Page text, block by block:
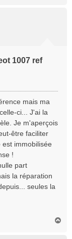
1007 ref
mais ma
ci... J'ai la
Je m'aperçois
être faciliter
immobilisée
!
part
la réparation
seules la